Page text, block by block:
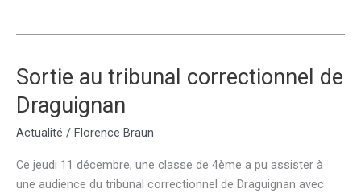
Sortie au tribunal correctionnel de
Draguignan
Actualité / Florence Braun
Ce jeudi 11 décembre, une classe de 4ème a pu assister à
une audience du tribunal correctionnel de Draguignan avec